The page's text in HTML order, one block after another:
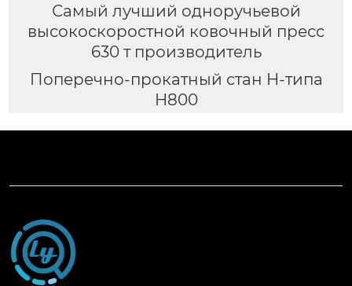
Самый лучший одноручьевой
высокоскоростной ковочный пресс
630 т производитель
Поперечно-прокатный стан H-типа
H800